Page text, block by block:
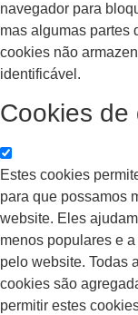
navegador para
mas algumas partes
cookies não
identificável.
Cookies de
Estes cookies
para que possamos
website. Eles
menos populares e
pelo website. Todas
cookies são
permitir estes